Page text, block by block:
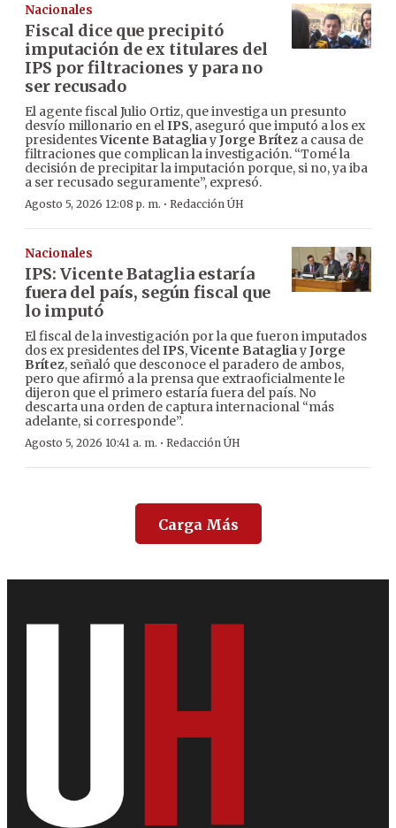
Nacionales
Fiscal dice que precipitó
imputación de ex titulares del
IPS por filtraciones y para no
ser recusado
El agente fiscal Julio Ortiz, que investiga un presunto
desvío millonario en elIPS, aseguró que imputó a los ex
presidentesVicente BatagliayJorge Brítez a causa de
filtraciones que complican la investigación. “Tomé la
decisión de precipitar la imputación porque, si no, ya iba
a ser recusado seguramente”, expresó.
Agosto 5, 2026 12:08 p. m. · Redacción ÚH
Nacionales
IPS: Vicente Bataglia estaría
fuera del país, según fiscal que
lo imputó
El fiscal de la investigación por la que fueron imputados
dos ex presidentes delIPS,Vicente BatagliayJorge
Brítez, señaló que desconoce el paradero de ambos,
pero que afirmó a la prensa que extraoficialmente le
dijeron que el primero estaría fuera del país. No
descarta una orden de captura internacional “más
adelante, si corresponde”.
Agosto 5, 2026 10:41 a. m. · Redacción ÚH
Carga Más